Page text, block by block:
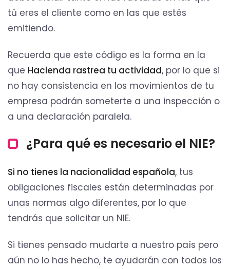
tú eres el cliente como en las que estés
emitiendo.
Recuerda que este código es la forma en la
que Hacienda rastrea tu actividad, por lo que si
no hay consistencia en los movimientos de tu
empresa podrán someterte a una inspección o
a una declaración paralela.
¿Para qué es necesario el NIE?
Si no tienes la nacionalidad española, tus
obligaciones fiscales están determinadas por
unas normas algo diferentes, por lo que
tendrás que solicitar un NIE.
Si tienes pensado mudarte a nuestro país pero
aún no lo has hecho, te ayudarán con todos los